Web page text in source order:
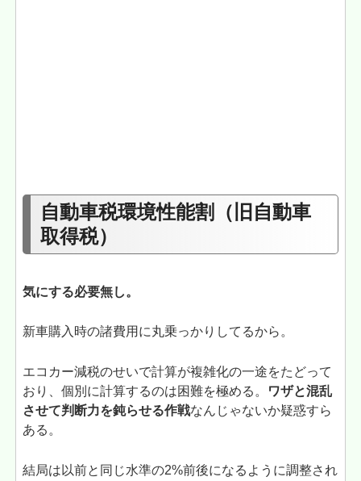
自動車税環境性能割（旧自動車
取得税）
気にする必要無し。
新車購入時の諸費用に丸乗っかりしてるから。
エコカー減税のせいで計算が複雑化の一途をたどって
おり、個別に計算するのは困難を極める。
ワザと混乱
させて判断力を鈍らせる作戦なんじゃないか疑惑すら
ある。
結局は以前と同じ水準の2%前後になるように調整され